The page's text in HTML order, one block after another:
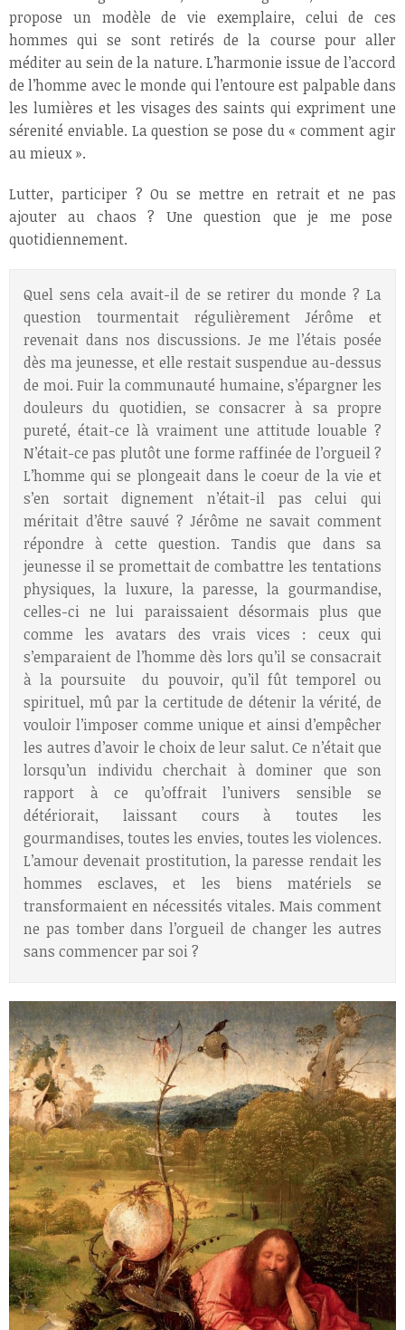
propose un modèle de vie exemplaire, celui de ces
hommes qui se sont retirés de la course pour aller
méditer au sein de la nature. L’harmonie issue de l’accord
de l’homme avec le monde qui l’entoure est palpable dans
les lumières et les visages des saints qui expriment une
sérenité enviable. La question se pose du « comment agir
au mieux ».
Lutter, participer ? Ou se mettre en retrait et ne pas
ajouter au chaos ? Une question que je me pose
quotidiennement.
Quel sens cela avait-il de se retirer du monde ? La
question tourmentait régulièrement Jérôme et
revenait dans nos discussions. Je me l’étais posée
dès ma jeunesse, et elle restait suspendue au-dessus
de moi. Fuir la communauté humaine, s’épargner les
douleurs du quotidien, se consacrer à sa propre
pureté, était-ce là vraiment une attitude louable ?
N’était-ce pas plutôt une forme raffinée de l’orgueil ?
L’homme qui se plongeait dans le coeur de la vie et
s’en sortait dignement n’était-il pas celui qui
méritait d’être sauvé ? Jérôme ne savait comment
répondre à cette question. Tandis que dans sa
jeunesse il se promettait de combattre les tentations
physiques, la luxure, la paresse, la gourmandise,
celles-ci ne lui paraissaient désormais plus que
comme les avatars des vrais vices : ceux qui
s’emparaient de l’homme dès lors qu’il se consacrait
à la poursuite du pouvoir, qu’il fût temporel ou
spirituel, mû par la certitude de détenir la vérité, de
vouloir l’imposer comme unique et ainsi d’empêcher
les autres d’avoir le choix de leur salut. Ce n’était que
lorsqu’un individu cherchait à dominer que son
rapport à ce qu’offrait l’univers sensible se
détériorait, laissant cours à toutes les
gourmandises, toutes les envies, toutes les violences.
L’amour devenait prostitution, la paresse rendait les
hommes esclaves, et les biens matériels se
transformaient en nécessités vitales. Mais comment
ne pas tomber dans l’orgueil de changer les autres
sans commencer par soi ?